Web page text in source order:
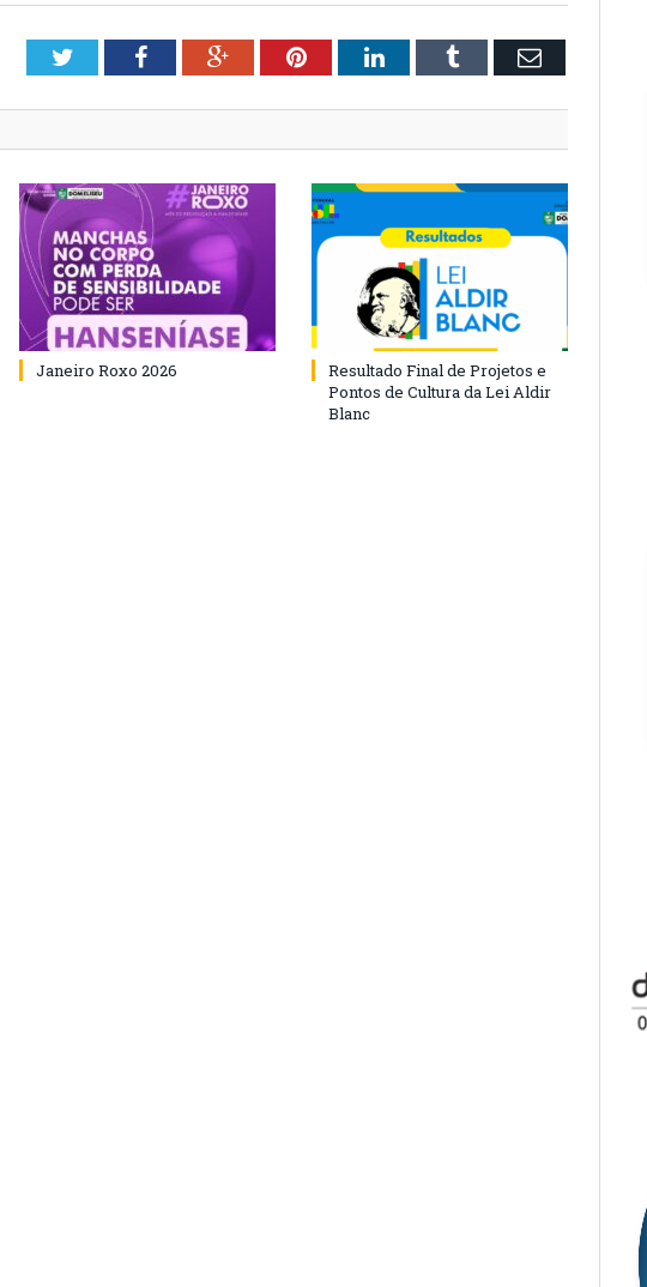
TwitterFacebookGoogle+PinterestLinkedInTumblr Email
Janeiro Roxo 2026
Resultado Final de Projetos e
Pontos de Cultura da Lei Aldir
Blanc